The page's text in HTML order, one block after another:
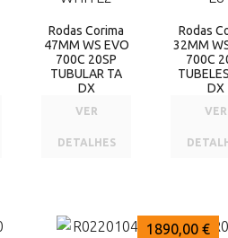
Rodas Corima
47MM WS EVO
700C 20SP
TUBULAR TA
DX
VER
DETALHES
Rodas
32MM
700C
DX
VER
1990,00 €
1899,00 €
1890,00 €